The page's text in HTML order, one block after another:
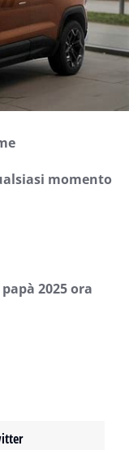
momento
2025 ora